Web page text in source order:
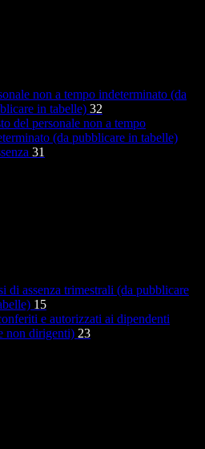
non a tempo indeterminato (da
in tabelle) 32
del personale non a tempo
(da pubblicare in tabelle)
31
di assenza trimestrali (da pubblicare
15
e autorizzati ai dipendenti
non dirigenti) 23